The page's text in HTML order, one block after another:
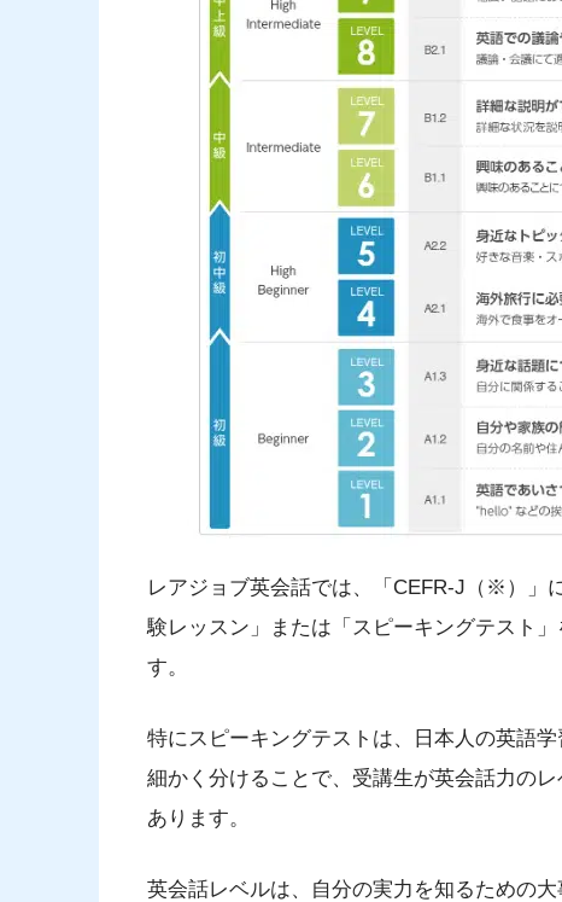
レアジョブ英会話では、「CEFR-J（※）」
験レッスン」または「スピーキングテスト
す。
特にスピーキングテストは、日本人の英語
細かく分けることで、受講生が英会話力の
あります。
英会話レベルは、自分の実力を知るための大